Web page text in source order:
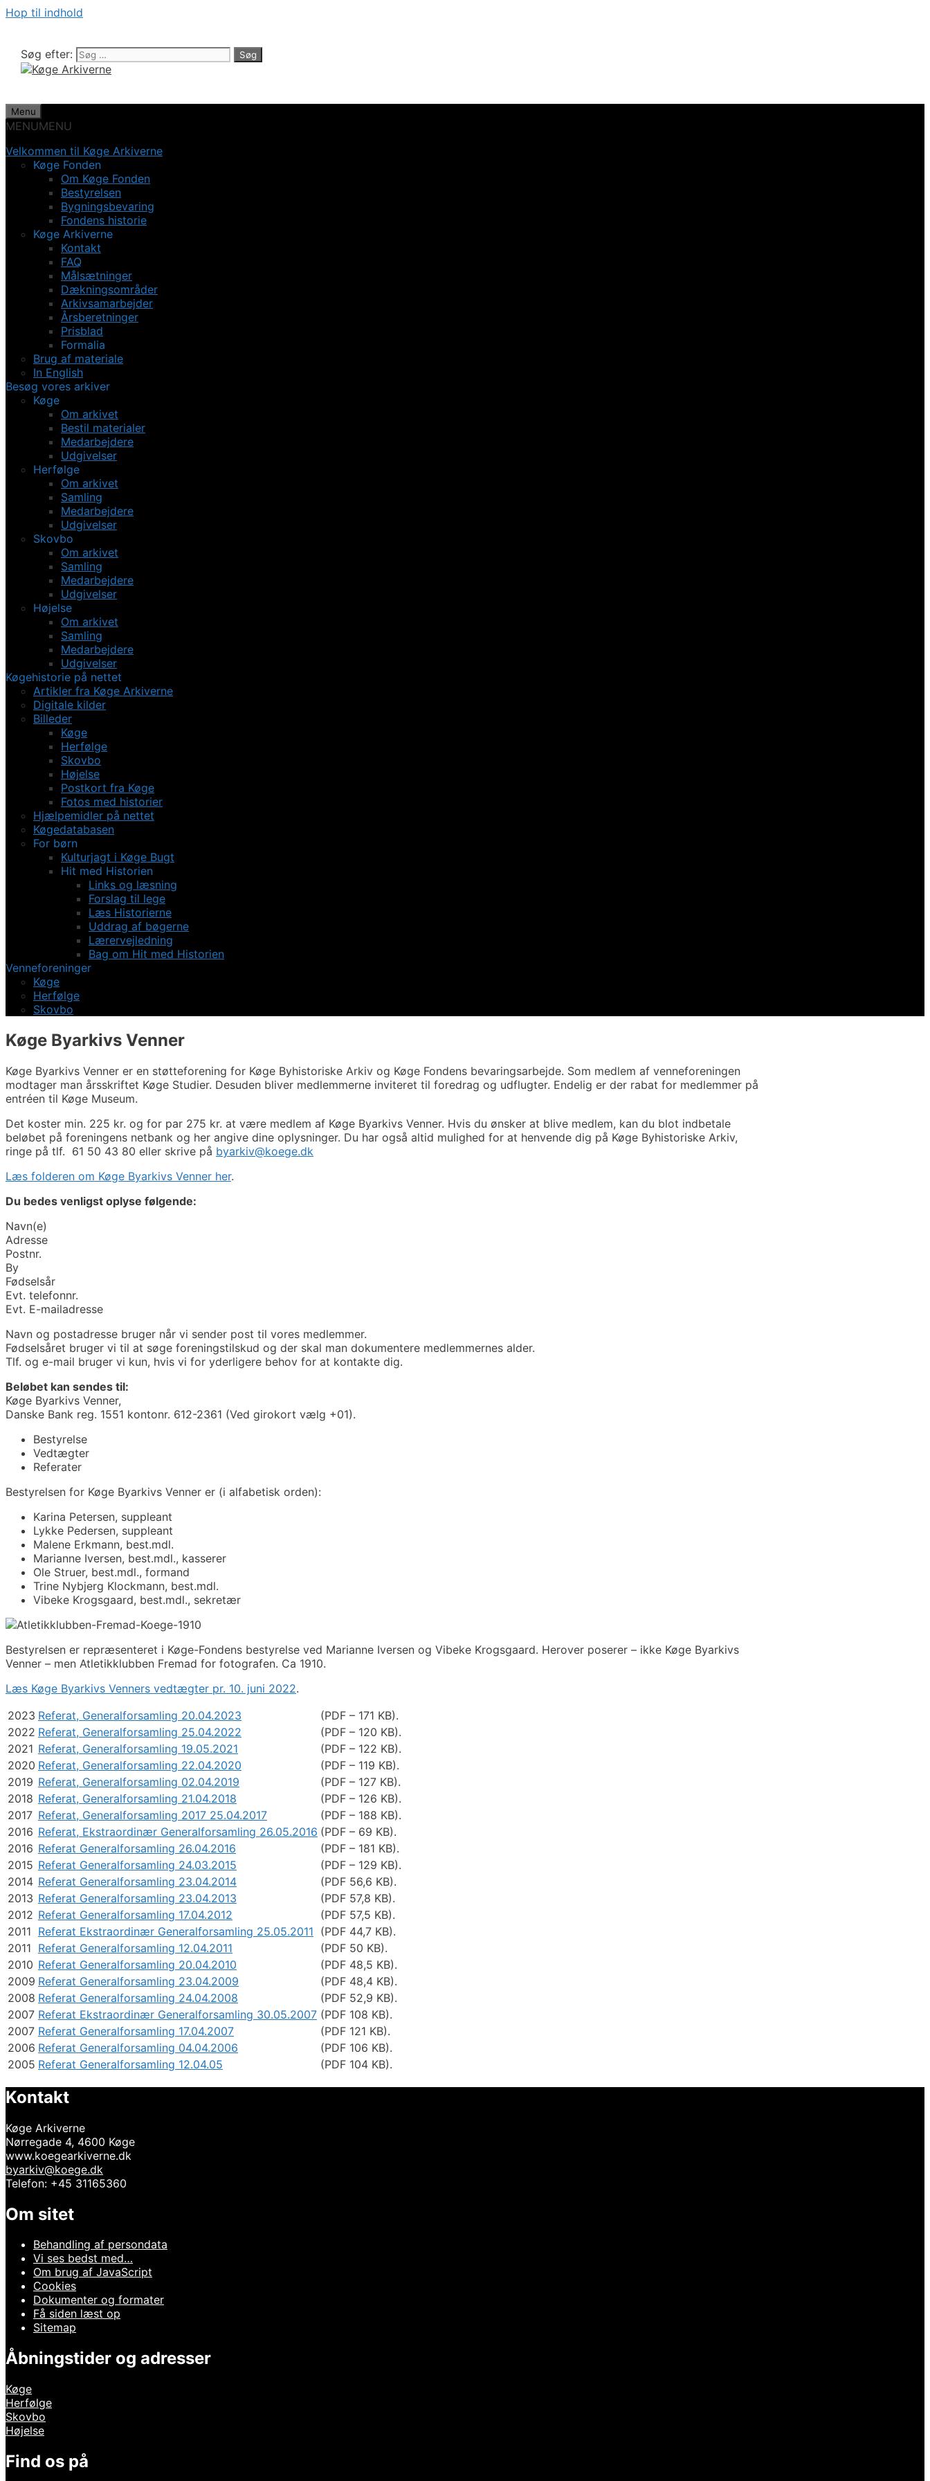
Hop til indhold
Søg efter:
Menu
MENUMENU
Velkommen til Køge Arkiverne
Køge Fonden
Om Køge Fonden
Bestyrelsen
Bygningsbevaring
Fondens historie
Køge Arkiverne
Kontakt
FAQ
Målsætninger
Dækningsområder
Arkivsamarbejder
Årsberetninger
Prisblad
Formalia
Brug af materiale
In English
Besøg vores arkiver
Køge
Om arkivet
Bestil materialer
Medarbejdere
Udgivelser
Herfølge
Om arkivet
Samling
Medarbejdere
Udgivelser
Skovbo
Om arkivet
Samling
Medarbejdere
Udgivelser
Højelse
Om arkivet
Samling
Medarbejdere
Udgivelser
Køgehistorie på nettet
Artikler fra Køge Arkiverne
Digitale kilder
Billeder
Køge
Herfølge
Skovbo
Højelse
Postkort fra Køge
Fotos med historier
Hjælpemidler på nettet
Køgedatabasen
For børn
Kulturjagt i Køge Bugt
Hit med Historien
Links og læsning
Forslag til lege
Læs Historierne
Uddrag af bøgerne
Lærervejledning
Bag om Hit med Historien
Venneforeninger
Køge
Herfølge
Skovbo
Køge Byarkivs Venner
Køge Byarkivs Venner er en støtteforening for Køge Byhistoriske Arkiv og Køge Fondens bevaringsarbejde. Som medlem af venneforeningen
modtager man årsskriftet Køge Studier. Desuden bliver medlemmerne inviteret til foredrag og udflugter. Endelig er der rabat for medlemmer på
entréen til Køge Museum.
Det koster min. 225 kr. og for par 275 kr. at være medlem af Køge Byarkivs Venner. Hvis du ønsker at blive medlem, kan du blot indbetale
beløbet på foreningens netbank og her angive dine oplysninger. Du har også altid mulighed for at henvende dig på Køge Byhistoriske Arkiv,
ringe på tlf. 61 50 43 80 eller skrive på byarkiv@koege.dk
Læs folderen om Køge Byarkivs Venner her.
Du bedes venligst oplyse følgende:
Navn(e)
Adresse
Postnr.
By
Fødselsår
Evt. telefonnr.
Evt. E-mailadresse
Navn og postadresse bruger når vi sender post til vores medlemmer.
Fødselsåret bruger vi til at søge foreningstilskud og der skal man dokumentere medlemmernes alder.
Tlf. og e-mail bruger vi kun, hvis vi for yderligere behov for at kontakte dig.
Beløbet kan sendes til:
Køge Byarkivs Venner,
Danske Bank reg. 1551 kontonr. 612-2361 (Ved girokort vælg +01).
Bestyrelse
Vedtægter
Referater
Bestyrelsen for Køge Byarkivs Venner er (i alfabetisk orden):
Karina Petersen, suppleant
Lykke Pedersen, suppleant
Malene Erkmann, best.mdl.
Marianne Iversen, best.mdl., kasserer
Ole Struer, best.mdl., formand
Trine Nybjerg Klockmann, best.mdl.
Vibeke Krogsgaard, best.mdl., sekretær
Bestyrelsen er repræsenteret i Køge-Fondens bestyrelse ved Marianne Iversen og Vibeke Krogsgaard. Herover poserer – ikke Køge Byarkivs
Venner – men Atletikklubben Fremad for fotografen. Ca 1910.
Læs Køge Byarkivs Venners vedtægter pr. 10. juni 2022.
2023 Referat, Generalforsamling 20.04.2023
(PDF – 171 KB).
2022 Referat, Generalforsamling 25.04.2022
(PDF – 120 KB).
2021 Referat, Generalforsamling 19.05.2021
(PDF – 122 KB).
2020 Referat, Generalforsamling 22.04.2020
(PDF – 119 KB).
2019 Referat, Generalforsamling 02.04.2019
(PDF – 127 KB).
2018 Referat, Generalforsamling 21.04.2018
(PDF – 126 KB).
2017 Referat, Generalforsamling 2017 25.04.2017
(PDF – 188 KB).
2016 Referat, Ekstraordinær Generalforsamling 26.05.2016 (PDF – 69 KB).
2016 Referat Generalforsamling 26.04.2016
(PDF – 181 KB).
2015 Referat Generalforsamling 24.03.2015
(PDF – 129 KB).
2014 Referat Generalforsamling 23.04.2014
(PDF 56,6 KB).
2013 Referat Generalforsamling 23.04.2013
(PDF 57,8 KB).
2012 Referat Generalforsamling 17.04.2012
(PDF 57,5 KB).
2011 Referat Ekstraordinær Generalforsamling 25.05.2011 (PDF 44,7 KB).
2011 Referat Generalforsamling 12.04.2011
(PDF 50 KB).
2010 Referat Generalforsamling 20.04.2010
(PDF 48,5 KB).
2009 Referat Generalforsamling 23.04.2009
(PDF 48,4 KB).
2008 Referat Generalforsamling 24.04.2008
(PDF 52,9 KB).
2007 Referat Ekstraordinær Generalforsamling 30.05.2007 (PDF 108 KB).
2007 Referat Generalforsamling 17.04.2007
(PDF 121 KB).
2006 Referat Generalforsamling 04.04.2006
(PDF 106 KB).
2005 Referat Generalforsamling 12.04.05 (PDF 104 KB).
Kontakt
Køge Arkiverne
Nørregade 4, 4600 Køge
www.koegearkiverne.dk
byarkiv@koege.dk
Telefon: +45 31165360
Om sitet
Behandling af persondata
Vi ses bedst med…
Om brug af JavaScript
Cookies
Dokumenter og formater
Få siden læst op
Sitemap
Åbningstider og adresser
Køge
Herfølge
Skovbo
Højelse
Find os på